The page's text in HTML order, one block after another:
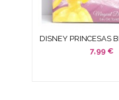
DISNEY PRINCESAS
ML
7,99 €